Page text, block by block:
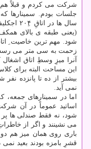
شرکت می کردم و قبلاً هم
جلسات بودم. سمینارها
سال ها
(یعنی طبقه ی بالای
شود. مهم ترین خاصیت
زحمت به سی متر می رسد
آنرا میزِ وسطِ اتاق
این مساحت البته برای
بیشتر از ده تا پانزده
نمی آید.
اما در سمینارهای جمعه،
اساتید عموماً در آن
شود، نه فقط صندلی ها
می نشینند و اگر از
باری روی همان میز هم
قشرِ بامزه بودند بعید نمی